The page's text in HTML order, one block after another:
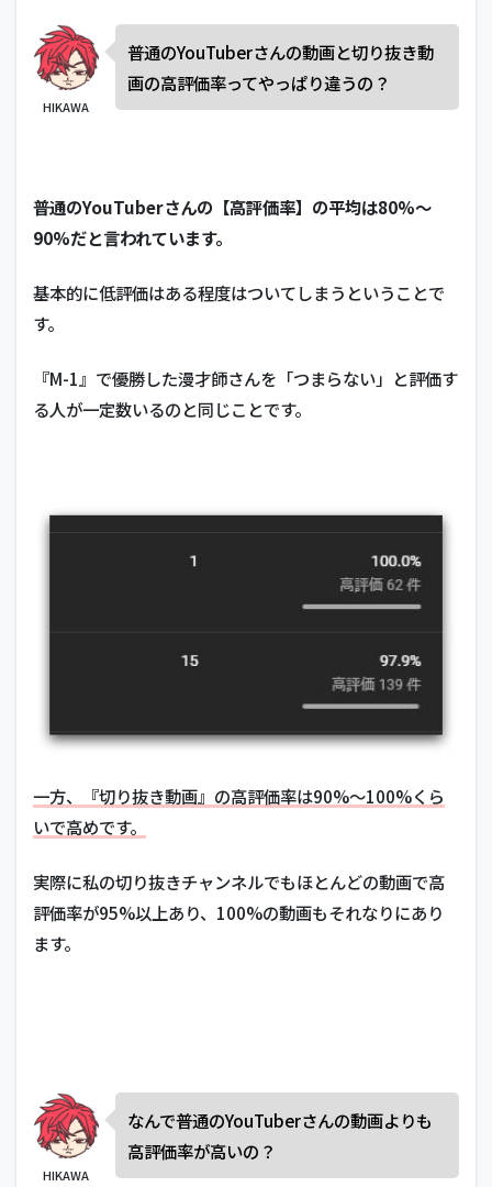
HIKAWA
普通のYouTuberさんの動画と切り抜き動
画の高評価率ってやっぱり違うの？
普通のYouTuberさんの【高評価率】の平均は80%～
90%だと言われています。
基本的に低評価はある程度はついてしまうということで
す。
『M-1』で優勝した漫才師さんを「つまらない」と評価す
る人が一定数いるのと同じことです。
一方、『切り抜き動画』の高評価率は90%～100%くら
いで高めです。
実際に私の切り抜きチャンネルでもほとんどの動画で高
評価率が95%以上あり、100%の動画もそれなりにあり
ます。
HIKAWA
なんで普通のYouTuberさんの動画よりも
高評価率が高いの？